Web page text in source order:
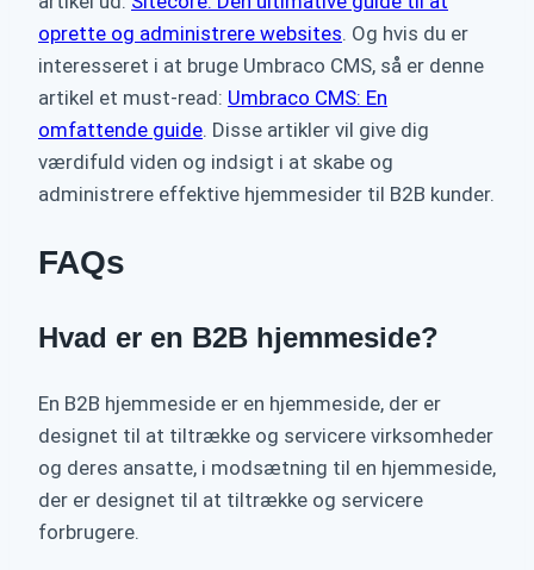
oprette og administrere websites. Og hvis du er
interesseret i at bruge Umbraco CMS, så er denne
artikel et must-read: Umbraco CMS: En
omfattende guide. Disse artikler vil give dig
værdifuld viden og indsigt i at skabe og
administrere effektive hjemmesider til B2B kunder.
FAQs
Hvad er en B2B hjemmeside?
En B2B hjemmeside er en hjemmeside, der er
designet til at tiltrække og servicere virksomheder
og deres ansatte, i modsætning til en hjemmeside,
der er designet til at tiltrække og servicere
forbrugere.